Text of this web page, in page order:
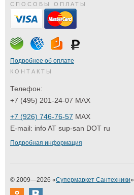
СПОСОБЫ ОПЛАТЫ
Подробнее об оплате
КОНТАКТЫ
Телефон:
+7 (495) 201-24-07 MAX
+7 (926) 746-76-57 MAX
E-mail: info AT sup-san DOT ru
Подробная информация
© 2009—2026 «Супермаркет Сантехники»